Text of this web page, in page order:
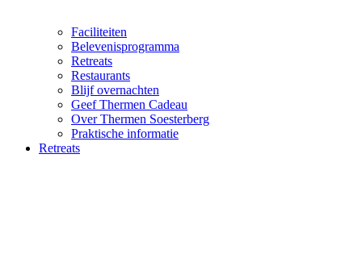
Faciliteiten
Belevenisprogramma
Retreats
Restaurants
Blijf overnachten
Geef Thermen Cadeau
Over Thermen Soesterberg
Praktische informatie
Retreats